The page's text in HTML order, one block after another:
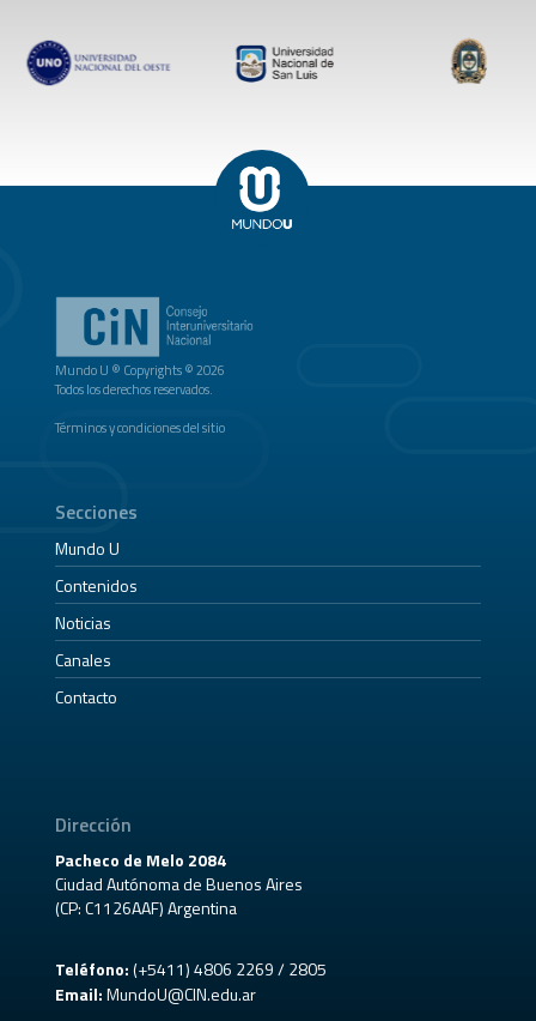
Mundo U ® Copyrights © 2026
Todos los derechos reservados.
Términos y condiciones del sitio
Secciones
Mundo U
Contenidos
Noticias
Canales
Contacto
Dirección
Pacheco de Melo 2084
Ciudad Autónoma de Buenos Aires
(CP: C1126AAF) Argentina
Teléfono:(+5411) 4806 2269 / 2805
Email: MundoU@CIN.edu.ar